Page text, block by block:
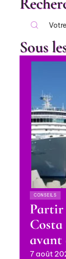
Sous
CONSEILS
Partir
avant
7 août